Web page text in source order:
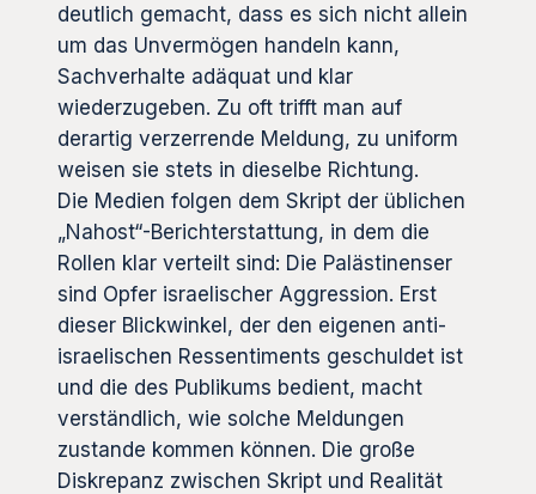
deutlich gemacht, dass es sich nicht allein
um das Unvermögen handeln kann,
Sachverhalte adäquat und klar
wiederzugeben. Zu oft trifft man auf
derartig verzerrende Meldung, zu uniform
weisen sie stets in dieselbe Richtung.
Die Medien folgen dem Skript der üblichen
„Nahost“-Berichterstattung, in dem die
Rollen klar verteilt sind: Die Palästinenser
sind Opfer israelischer Aggression. Erst
dieser Blickwinkel, der den eigenen anti-
israelischen Ressentiments geschuldet ist
und die des Publikums bedient, macht
verständlich, wie solche Meldungen
zustande kommen können. Die große
Diskrepanz zwischen Skript und Realität